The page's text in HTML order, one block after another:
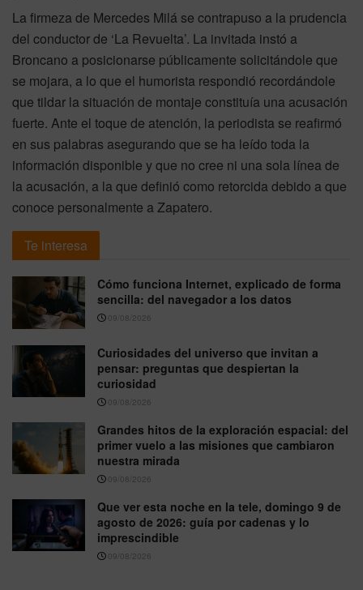
La firmeza de Mercedes Milá se contrapuso a la prudencia
del conductor de ‘La Revuelta’. La invitada instó a
Broncano a posicionarse públicamente solicitándole que
se mojara, a lo que el humorista respondió recordándole
que tildar la situación de montaje constituía una acusación
fuerte. Ante el toque de atención, la periodista se reafirmó
en sus palabras asegurando que se ha leído toda la
información disponible y que no cree ni una sola línea de
la acusación, a la que definió como retorcida debido a que
conoce personalmente a Zapatero.
Te interesa
Cómo funciona Internet, explicado de forma
sencilla: del navegador a los datos
09/08/2026
Curiosidades del universo que invitan a
pensar: preguntas que despiertan la
curiosidad
09/08/2026
Grandes hitos de la exploración espacial: del
primer vuelo a las misiones que cambiaron
nuestra mirada
09/08/2026
Que ver esta noche en la tele, domingo 9 de
agosto de 2026: guía por cadenas y lo
imprescindible
09/08/2026